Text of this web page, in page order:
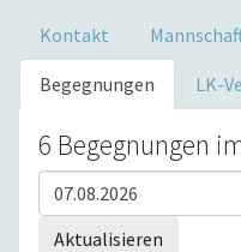
Kontakt
Begegnungen LK-
6 Begegnungen
Aktualisieren